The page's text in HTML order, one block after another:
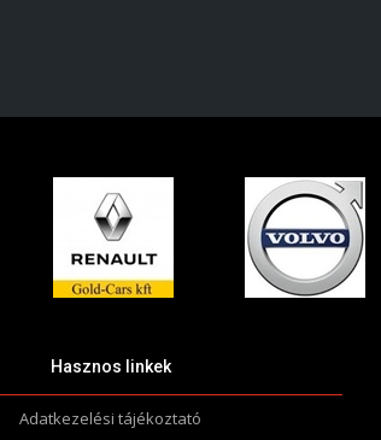
Hasznos linkek
Adatkezelési tájékoztató